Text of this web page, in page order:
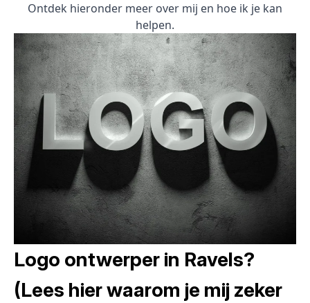
Ontdek hieronder meer over mij en hoe ik je kan
helpen.
Logo ontwerper in Ravels?
(Lees hier waarom je mij zeker